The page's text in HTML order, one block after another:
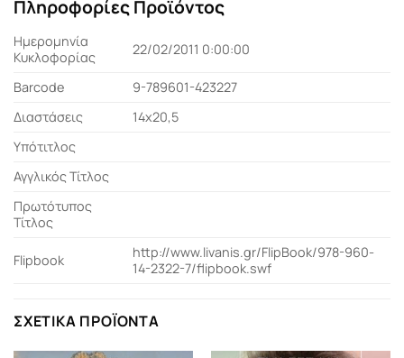
Πληροφορίες Προϊόντος
Ημερομηνία
Κυκλοφορίας
22/02/2011 0:00:00
Barcode
9-789601-423227
Διαστάσεις
14x20,5
Υπότιτλος
Αγγλικός Τίτλος
Πρωτότυπος
Τίτλος
Flipbook
http://www.livanis.gr/FlipBook/978-960-
14-2322-7/flipbook.swf
ΣΧΕΤΙΚΆ ΠΡΟΪΌΝΤΑ